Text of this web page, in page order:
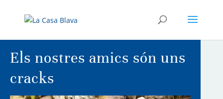
Els nostres amics són uns
cracks